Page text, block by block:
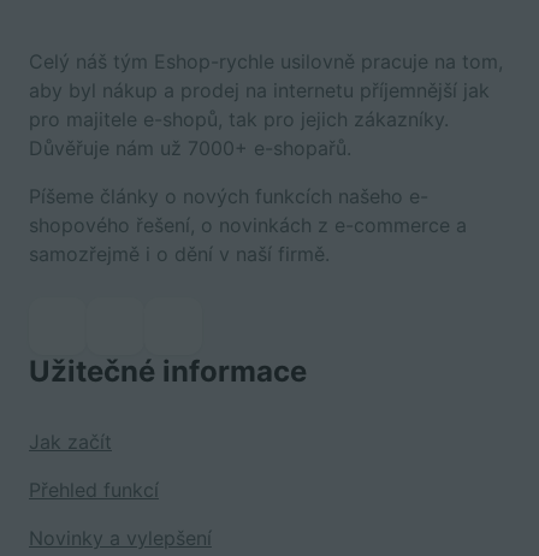
Celý náš tým Eshop-rychle usilovně pracuje na tom,
aby byl nákup a prodej na internetu příjemnější jak
pro majitele e-shopů, tak pro jejich zákazníky.
Důvěřuje nám už 7000+ e-shopařů.
Píšeme články o nových funkcích našeho e-
shopového řešení, o novinkách z e-commerce a
samozřejmě i o dění v naší firmě.
Užitečné informace
Jak začít
Přehled funkcí
Novinky a vylepšení